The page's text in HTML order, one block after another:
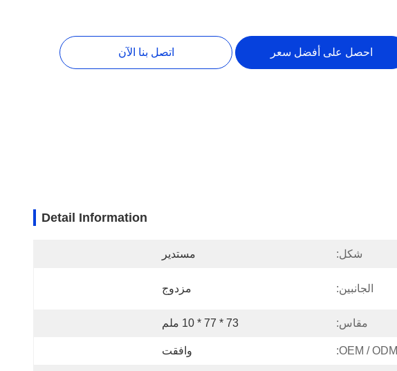
احصل على أفضل سعر اتصل بنا الآن
Detail Information
شكل: مستدير
الجانبين: مزدوج
مقاس: 73 * 77 * 10 ملم
OEM / ODM: وافقت